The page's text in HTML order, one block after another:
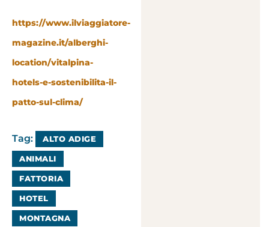
https://www.ilviaggiatore-
magazine.it/alberghi-
location/vitalpina-
hotels-e-sostenibilita-il-
patto-sul-clima/
Tag: ALTO ADIGE
ANIMALI
FATTORIA
HOTEL
MONTAGNA